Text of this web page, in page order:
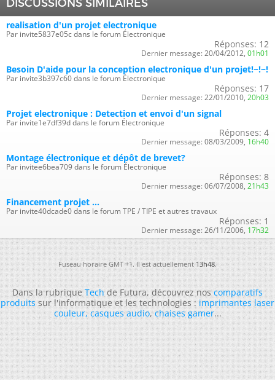
DISCUSSIONS SIMILAIRES
realisation d'un projet electronique
Par invite5837e05c dans le forum Électronique
Réponses: 12
Dernier message: 20/04/2012, 01h01
Besoin D'aide pour la conception electronique d'un projet!~!~!
Par invite3b397c60 dans le forum Électronique
Réponses: 17
Dernier message: 22/01/2010, 20h03
Projet electronique : Detection et envoi d'un signal
Par invite1e7df39d dans le forum Électronique
Réponses: 4
Dernier message: 08/03/2009, 16h40
Montage électronique et dépôt de brevet?
Par invitee6bea709 dans le forum Électronique
Réponses: 8
Dernier message: 06/07/2008, 21h43
Financement projet ...
Par invite40dcade0 dans le forum TPE / TIPE et autres travaux
Réponses: 1
Dernier message: 26/11/2006, 17h32
Fuseau horaire GMT +1. Il est actuellement 13h48.
Dans la rubriqueTechde Futura, découvrez noscomparatifs
produitssur l'informatique et les technologies :imprimantes laser
couleur,casques audio,chaises gamer...